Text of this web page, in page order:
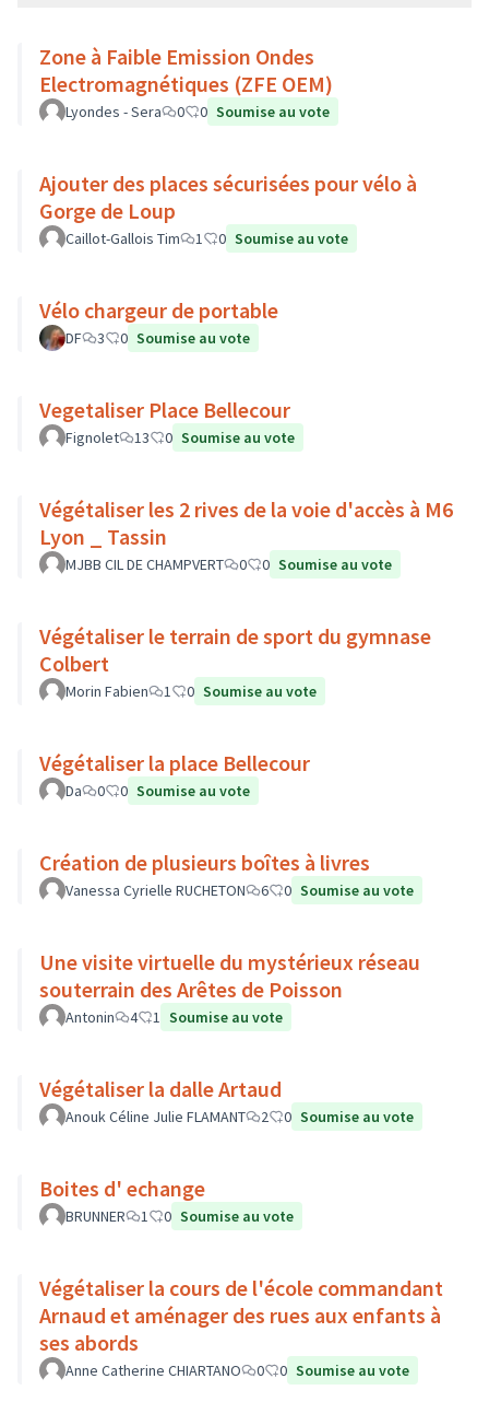
Zone à Faible Emission Ondes
Electromagnétiques (ZFE OEM)
Lyondes - Sera 0 0 Soumise au vote
Ajouter des places sécurisées pour vélo à
Gorge de Loup
Caillot-Gallois Tim 1 0 Soumise au vote
Vélo chargeur de portable
DF 3 0 Soumise au vote
Vegetaliser Place Bellecour
Fignolet 13 0 Soumise au vote
Végétaliser les 2 rives de la voie d'accès à M6
Lyon _ Tassin
MJBB CIL DE CHAMPVERT 0 0 Soumise au vote
Végétaliser le terrain de sport du gymnase
Colbert
Morin Fabien 1 0 Soumise au vote
Végétaliser la place Bellecour
Da 0 0 Soumise au vote
Création de plusieurs boîtes à livres
Vanessa Cyrielle RUCHETON 6 0 Soumise au vote
Une visite virtuelle du mystérieux réseau
souterrain des Arêtes de Poisson
Antonin 4 1 Soumise au vote
Végétaliser la dalle Artaud
Anouk Céline Julie FLAMANT 2 0 Soumise au vote
Boites d' echange
BRUNNER 1 0 Soumise au vote
Végétaliser la cours de l'école commandant
Arnaud et aménager des rues aux enfants à
ses abords
Anne Catherine CHIARTANO 0 0 Soumise au vote